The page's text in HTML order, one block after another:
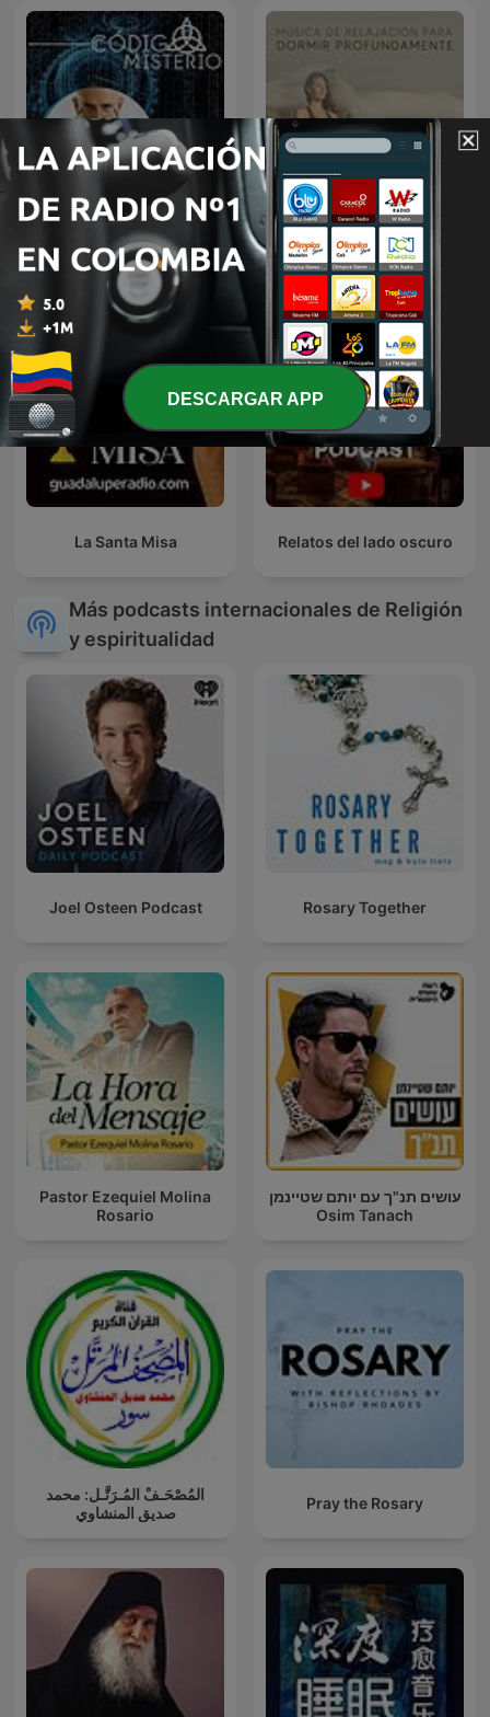
Código Misterio
Música de Relajación para
DORMIR
La Santa Misa Relatos del lado oscuro
Más podcasts internacionales de Religión
y espiritualidad
Joel Osteen Podcast Rosary Together
Pastor Ezequiel Molina
Rosario
עושים תנ"ך עם יותם שטיינמן
Osim Tanach
المُصْحَـفْ المُـرَتَّـل: محمد
صديق المنشاوي
Pray the Rosary
DESCARGAR APP